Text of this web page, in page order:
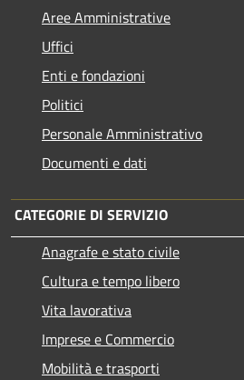
Aree Amministrative
Uffici
Enti e fondazioni
Politici
Personale Amministrativo
Documenti e dati
CATEGORIE DI SERVIZIO
Anagrafe e stato civile
Cultura e tempo libero
Vita lavorativa
Imprese e Commercio
Mobilità e trasporti